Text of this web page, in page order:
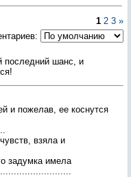
1 2 3 »
последний шанс, и
и пожелав, ее коснутся
взяла и
задумка имела